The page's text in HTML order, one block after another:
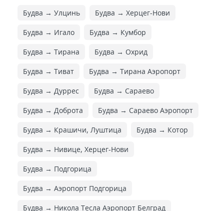
Будва → Улцинь Будва → Херцег-Нови
Будва → Игало Будва → Кумбор
Будва → Тирана Будва → Охрид
Будва → Тиват Будва → Тирана Аэропорт
Будва → Дуррес Будва → Сараево
Будва → Доброта Будва → Сараево Аэропорт
Будва → Крашичи, Луштица Будва → Котор
Будва → Нивице, Херцег-Нови
Будва → Подгорица
Будва → Аэропорт Подгорица
Будва → Никола Тесла Аэропорт Белград